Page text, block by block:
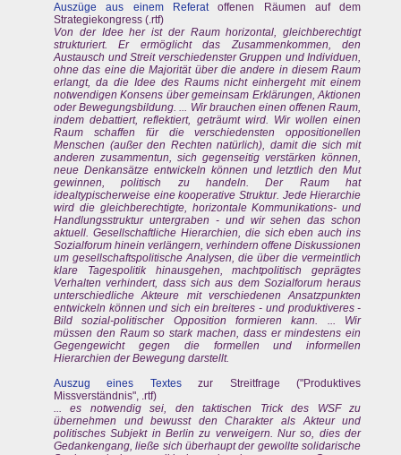
Auszüge aus einem Referatoffenen Räumen auf dem
Strategiekongress (.rtf)
Von der Idee her ist der Raum horizontal, gleichberechtigt
strukturiert. Er ermöglicht das Zusammenkommen, den
Austausch und Streit verschiedenster Gruppen und Individuen,
ohne das eine die Majorität über die andere in diesem Raum
erlangt, da die Idee des Raums nicht einhergeht mit einem
notwendigen Konsens über gemeinsam Erklärungen, Aktionen
oder Bewegungsbildung. ... Wir brauchen einen offenen Raum,
indem debattiert, reflektiert, geträumt wird. Wir wollen einen
Raum schaffen für die verschiedensten oppositionellen
Menschen (außer den Rechten natürlich), damit die sich mit
anderen zusammentun, sich gegenseitig verstärken können,
neue Denkansätze entwickeln können und letztlich den Mut
gewinnen, politisch zu handeln. Der Raum hat
idealtypischerweise eine kooperative Struktur. Jede Hierarchie
wird die gleichberechtigte, horizontale Kommunikations- und
Handlungsstruktur untergraben - und wir sehen das schon
aktuell. Gesellschaftliche Hierarchien, die sich eben auch ins
Sozialforum hinein verlängern, verhindern offene Diskussionen
um gesellschaftspolitische Analysen, die über die vermeintlich
klare Tagespolitik hinausgehen, machtpolitisch geprägtes
Verhalten verhindert, dass sich aus dem Sozialforum heraus
unterschiedliche Akteure mit verschiedenen Ansatzpunkten
entwickeln können und sich ein breiteres - und produktiveres -
Bild sozial-politischer Opposition formieren kann. ... Wir
müssen den Raum so stark machen, dass er mindestens ein
Gegengewicht gegen die formellen und informellen
Hierarchien der Bewegung darstellt.
Auszug eines Texteszur Streitfrage ("Produktives
Missverständnis", .rtf)
... es notwendig sei, den taktischen Trick des WSF zu
übernehmen und bewusst den Charakter als Akteur und
politisches Subjekt in Berlin zu verweigern. Nur so, dies der
Gedankengang, ließe sich überhaupt der gewollte solidarische